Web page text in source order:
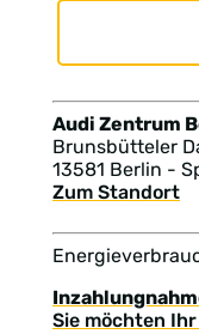
Audi Zentrum
Brunsbütteler
13581 Berlin -
Zum Standort
Sie möchten